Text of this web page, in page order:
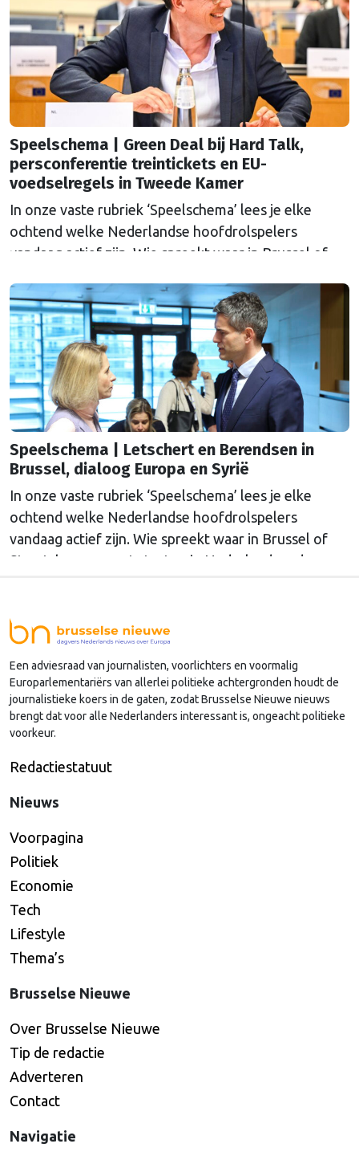
Speelschema | Green Deal bij Hard Talk,
persconferentie treintickets en EU-
voedselregels in Tweede Kamer
In onze vaste rubriek ‘Speelschema’ lees je elke
ochtend welke Nederlandse hoofdrolspelers
vandaag actief zijn. Wie spreekt waar in Brussel of
agenda?
Speelschema | Letschert en Berendsen in
Brussel, dialoog Europa en Syrië
In onze vaste rubriek ‘Speelschema’ lees je elke
ochtend welke Nederlandse hoofdrolspelers
vandaag actief zijn. Wie spreekt waar in Brussel of
Straatsburg, en wat staat er in Nederland op de
Een adviesraad van journalisten, voorlichters en voormalig
Europarlementariërs van allerlei politieke achtergronden houdt de
journalistieke koers in de gaten, zodat Brusselse Nieuwe nieuws
brengt dat voor alle Nederlanders interessant is, ongeacht politieke
voorkeur.
Redactiestatuut
Nieuws
Voorpagina
Politiek
Economie
Tech
Lifestyle
Thema’s
Brusselse Nieuwe
Over Brusselse Nieuwe
Tip de redactie
Adverteren
Contact
Navigatie